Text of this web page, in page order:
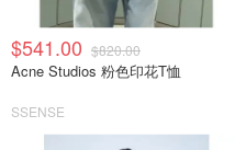
$541.00 $820.00
Acne Studios 粉色印花T恤
SSENSE